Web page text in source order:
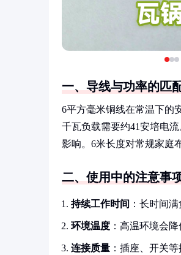
一、导线与功率的匹
6平方毫米铜线在常温下的
千瓦负载需要约41安培电
影响。6米长度对常规家庭
二、使用中的注意事
持续工作时间 ：长时间
环境温度 ：高温环境会
连接质量 ：插座、开关